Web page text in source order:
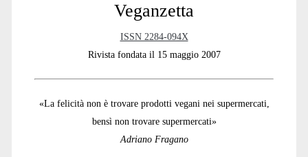
Veganzetta
ISSN 2284-094X
Rivista fondata il 15 maggio 2007
«La felicità non è trovare prodotti vegani nei supermercati,
bensì non trovare supermercati»
Adriano Fragano